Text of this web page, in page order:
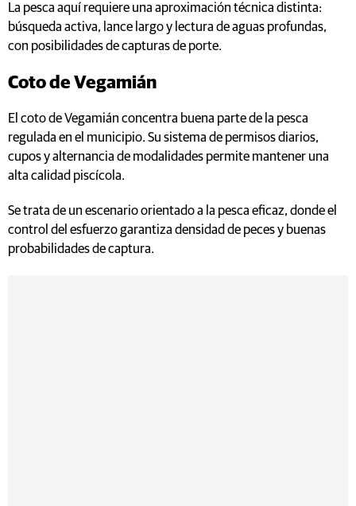
La pesca aquí requiere una aproximación técnica distinta:
búsqueda activa, lance largo y lectura de aguas profundas,
con posibilidades de capturas de porte.
Coto de Vegamián
El coto de Vegamián concentra buena parte de la pesca
regulada en el municipio. Su sistema de permisos diarios,
cupos y alternancia de modalidades permite mantener una
alta calidad piscícola.
Se trata de un escenario orientado a la pesca eficaz, donde el
control del esfuerzo garantiza densidad de peces y buenas
probabilidades de captura.